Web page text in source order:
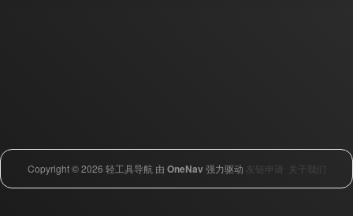
Copyright © 2026 轻工具导航 由 OneNav强力驱动 友链申请 关于我们